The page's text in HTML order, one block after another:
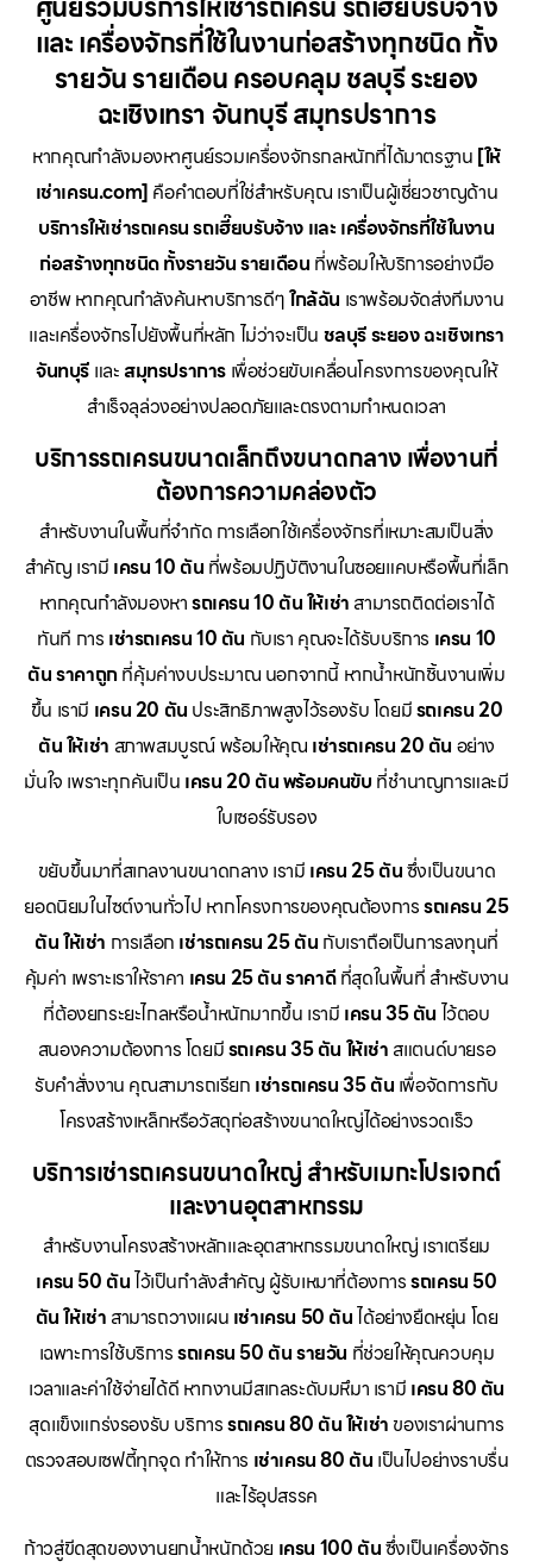
และ เครื่องจักรที่ใช้ในงานก่อสร้างทุกชนิด ทั้ง
รายวัน รายเดือน ครอบคลุม ชลบุรี ระยอง
ฉะเชิงเทรา จันทบุรี สมุทรปราการ
หากคุณกำลังมองหาศูนย์รวมเครื่องจักรกลหนักที่ได้มาตรฐาน [ให้
เช่าเครน.com] คือคำตอบที่ใช่สำหรับคุณ เราเป็นผู้เชี่ยวชาญด้าน
บริการให้เช่ารถเครน รถเฮี๊ยบรับจ้าง และ เครื่องจักรที่ใช้ในงาน
ก่อสร้างทุกชนิด ทั้งรายวัน รายเดือน ที่พร้อมให้บริการอย่างมือ
อาชีพ หากคุณกำลังค้นหาบริการดีๆใกล้ฉัน เราพร้อมจัดส่งทีมงาน
และเครื่องจักรไปยังพื้นที่หลัก ไม่ว่าจะเป็น ชลบุรี ระยอง ฉะเชิงเทรา
จันทบุรี และสมุทรปราการ เพื่อช่วยขับเคลื่อนโครงการของคุณให้
สำเร็จลุล่วงอย่างปลอดภัยและตรงตามกำหนดเวลา
บริการรถเครนขนาดเล็กถึงขนาดกลาง เพื่องานที่
ต้องการความคล่องตัว
สำหรับงานในพื้นที่จำกัด การเลือกใช้เครื่องจักรที่เหมาะสมเป็นสิ่ง
สำคัญ เรามี เครน 10 ตัน ที่พร้อมปฏิบัติงานในซอยแคบหรือพื้นที่เล็ก
หากคุณกำลังมองหารถเครน 10 ตัน ให้เช่า สามารถติดต่อเราได้
ทันที การ เช่ารถเครน 10 ตัน กับเรา คุณจะได้รับบริการ เครน 10
ตัน ราคาถูกที่คุ้มค่างบประมาณ นอกจากนี้ หากน้ำหนักชิ้นงานเพิ่ม
ขึ้น เรามี เครน 20 ตัน ประสิทธิภาพสูงไว้รองรับ โดยมีรถเครน 20
ตัน ให้เช่า สภาพสมบูรณ์ พร้อมให้คุณ เช่ารถเครน 20 ตัน อย่าง
มั่นใจ เพราะทุกคันเป็น เครน 20 ตัน พร้อมคนขับ ที่ชำนาญการและมี
ใบเซอร์รับรอง
ขยับขึ้นมาที่สเกลงานขนาดกลาง เรามี เครน 25 ตันซึ่งเป็นขนาด
ยอดนิยมในไซต์งานทั่วไป หากโครงการของคุณต้องการรถเครน 25
ตัน ให้เช่า การเลือก เช่ารถเครน 25 ตัน กับเราถือเป็นการลงทุนที่
คุ้มค่า เพราะเราให้ราคา เครน 25 ตัน ราคาดีที่สุดในพื้นที่ สำหรับงาน
ที่ต้องยกระยะไกลหรือน้ำหนักมากขึ้น เรามี เครน 35 ตัน ไว้ตอบ
สนองความต้องการ โดยมีรถเครน 35 ตัน ให้เช่า สแตนด์บายรอ
รับคำสั่งงาน คุณสามารถเรียก เช่ารถเครน 35 ตัน เพื่อจัดการกับ
โครงสร้างเหล็กหรือวัสดุก่อสร้างขนาดใหญ่ได้อย่างรวดเร็ว
บริการเช่ารถเครนขนาดใหญ่ สำหรับเมกะโปรเจกต์
และงานอุตสาหกรรม
สำหรับงานโครงสร้างหลักและอุตสาหกรรมขนาดใหญ่ เราเตรียม
เครน 50 ตันไว้เป็นกำลังสำคัญ ผู้รับเหมาที่ต้องการรถเครน 50
ตัน ให้เช่า สามารถวางแผน เช่าเครน 50 ตันได้อย่างยืดหยุ่น โดย
เฉพาะการใช้บริการรถเครน 50 ตัน รายวัน ที่ช่วยให้คุณควบคุม
เวลาและค่าใช้จ่ายได้ดี หากงานมีสเกลระดับมหึมา เรามี เครน 80 ตัน
สุดแข็งแกร่งรองรับ บริการรถเครน 80 ตัน ให้เช่า ของเราผ่านการ
ตรวจสอบเซฟตี้ทุกจุด ทำให้การ เช่าเครน 80 ตัน เป็นไปอย่างราบรื่น
และไร้อุปสรรค
ก้าวสู่ขีดสุดของงานยกน้ำหนักด้วย เครน 100 ตันซึ่งเป็นเครื่องจักร